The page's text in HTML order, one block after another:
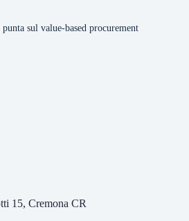
sul value-based procurement
15, Cremona CR